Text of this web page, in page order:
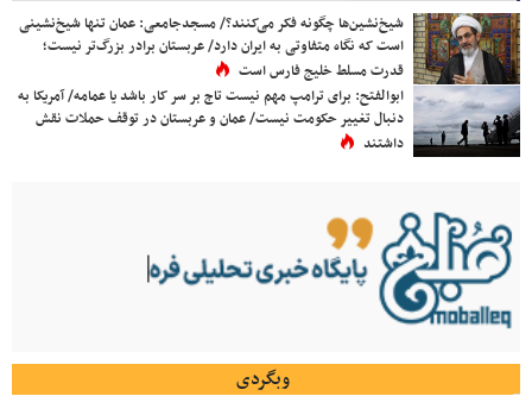
شیخ‌نشین‌ها چگونه فکر می‌کنند؟/ مسجدجامعی: عمان تنها شیخ‌نشینی
است که نگاه متفاوتی به ایران دارد/ عربستان برادر بزرگ‌تر نیست؛
قدرت مسلط خلیج فارس است
ابوالفتح: برای ترامپ مهم نیست تاج بر سر کار باشد یا عمامه/ آمریکا به
دنبال تغییر حکومت نیست/ عمان و عربستان در توقف حملات نقش
داشتند
وبگردی